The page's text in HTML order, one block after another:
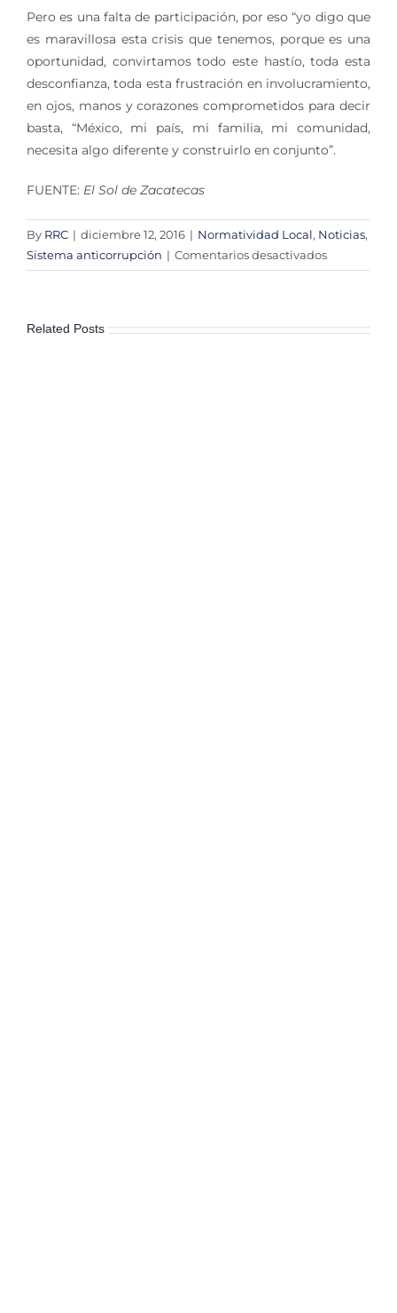
Pero es una falta de participación, por eso “yo digo que
es maravillosa esta crisis que tenemos, porque es una
oportunidad, convirtamos todo este hastío, toda esta
desconfianza, toda esta frustración en involucramiento,
en ojos, manos y corazones comprometidos para decir
basta, “México, mi país, mi familia, mi comunidad,
necesita algo diferente y construirlo en conjunto”.
FUENTE: El Sol de Zacatecas
By RRC | diciembre 12, 2016 | Normatividad Local, Noticias,
Sistema anticorrupción | Comentarios desactivadosen
Todo
la
Related Posts